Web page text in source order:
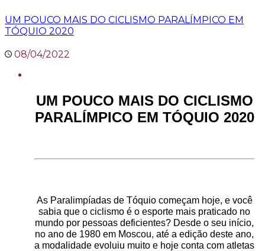
UM POUCO MAIS DO CICLISMO PARALÍMPICO EM
TÓQUIO 2020
08/04/2022
UM POUCO MAIS DO CICLISMO
PARALÍMPICO EM TÓQUIO 2020
As Paralimpíadas de Tóquio começam hoje, e você
sabia que o ciclismo é o esporte mais praticado no
mundo por pessoas deficientes? Desde o seu início,
no ano de 1980 em Moscou, até a edição deste ano,
a modalidade evoluiu muito e hoje conta com atletas